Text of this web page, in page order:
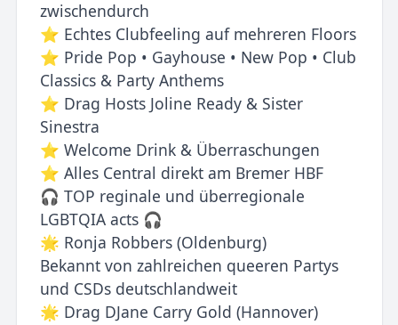
zwischendurch
⭐ Echtes Clubfeeling auf mehreren Floors
⭐ Pride Pop • Gayhouse • New Pop • Club
Classics & Party Anthems
⭐ Drag Hosts Joline Ready & Sister
Sinestra
⭐ Welcome Drink & Überraschungen
⭐ Alles Central direkt am Bremer HBF
🎧 TOP reginale und überregionale
LGBTQIA acts 🎧
🌟 Ronja Robbers (Oldenburg)
Bekannt von zahlreichen queeren Partys
und CSDs deutschlandweit
🌟 Drag DJane Carry Gold (Hannover)